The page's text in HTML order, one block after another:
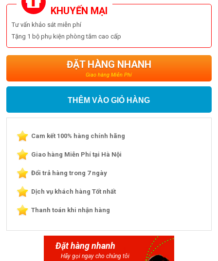
KHUYẾN MẠI
Tư vấn khảo sát miễn phí
Tặng 1 bộ phụ kiện phòng tắm cao cấp
ĐẶT HÀNG NHANH
Giao hàng Miễn Phí
THÊM VÀO GIỎ HÀNG
Cam kết 100% hàng chính hãng
Giao hàng Miễn Phí tại Hà Nội
Đổi trả hàng trong 7 ngày
Dịch vụ khách hàng Tốt nhất
Thanh toán khi nhận hàng
Đặt hàng nhanh
Hãy gọi ngay cho chúng tôi